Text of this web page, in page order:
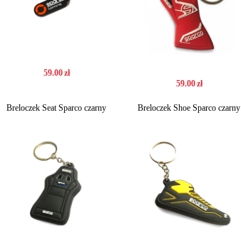
59.00zł
59.00zł
Breloczek Seat Sparco czarny Breloczek Shoe Sparco czarny